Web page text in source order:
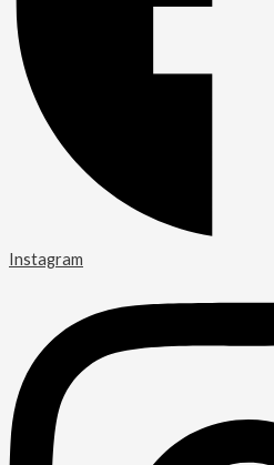
Instagram